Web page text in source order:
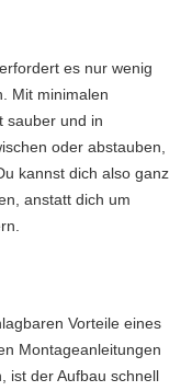
es nur wenig
Mit minimalen
sauber und in
oder abstauben,
kannst dich also ganz
anstatt dich um
Vorteile eines
Montageanleitungen
ist der Aufbau schnell